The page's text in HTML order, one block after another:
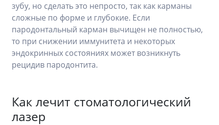
зубу, но сделать это непросто, так как карманы
сложные по форме и глубокие. Если
пародонтальный карман вычищен не полностью,
то при снижении иммунитета и некоторых
эндокринных состояниях может возникнуть
рецидив пародонтита.
Как лечит стоматологический
лазер